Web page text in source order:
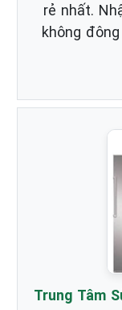
rẻ nhất.
không
Trung Tâm